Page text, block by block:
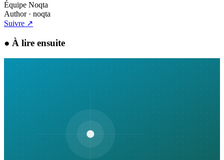
Équipe Noqta
Author· noqta
Suivre ↗
● À lire ensuite